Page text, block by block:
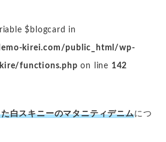
$blogcard in
kirei.com/public_html/wp-
functions.php on line 142
白スキニーのマタニティデニムにつ